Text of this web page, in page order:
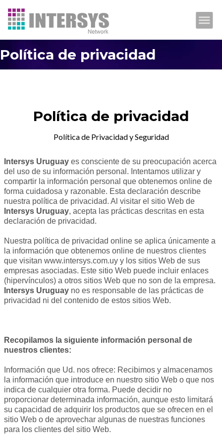
HOME
CORREO
DOMINIOS
SOPORTE
CONTACTO
Política de privacidad
Política de privacidad
Política de Privacidad y Seguridad
Intersys Uruguay es consciente de su preocupación acerca
del uso de su información personal. Intentamos utilizar y
compartir la información personal que obtenemos online de
forma cuidadosa y razonable. Esta declaración describe
nuestra política de privacidad. Al visitar el sitio Web de
Intersys Uruguay, acepta las prácticas descritas en esta
declaración de privacidad.
Nuestra política de privacidad online se aplica únicamente a
la información que obtenemos online de nuestros clientes
que visitan www.intersys.com.uy y los sitios Web de sus
empresas asociadas. Este sitio Web puede incluir enlaces
(hipervínculos) a otros sitios Web que no son de la empresa.
Intersys Uruguay no es responsable de las prácticas de
privacidad ni del contenido de estos sitios Web.
Recopilamos la siguiente información personal de
nuestros clientes:
Información que Ud. nos ofrece: Recibimos y almacenamos
la información que introduce en nuestro sitio Web o que nos
indica de cualquier otra forma. Puede decidir no
proporcionar determinada información, aunque esto limitará
su capacidad de adquirir los productos que se ofrecen en el
sitio Web o de aprovechar algunas de nuestras funciones
para los clientes del sitio Web.